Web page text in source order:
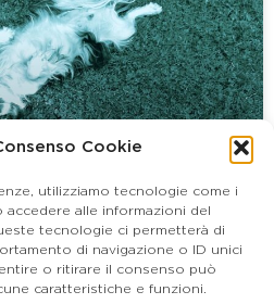
Cookie
utilizziamo tecnologie come i
alle informazioni del
tecnologie ci permetterà di
di navigazione o ID unici
o ritirare il consenso può
caratteristiche e funzioni.
a estrusione